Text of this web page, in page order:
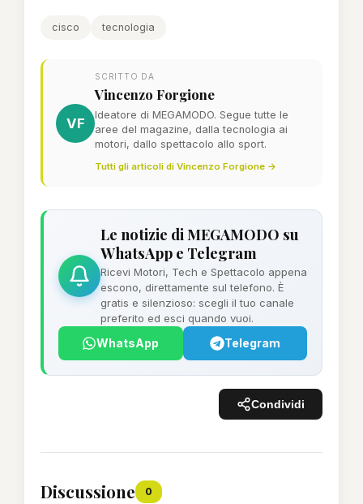
cisco tecnologia
VF
SCRITTO DA
Vincenzo Forgione
Ideatore di MEGAMODO. Segue tutte le
aree del magazine, dalla tecnologia ai
motori, dallo spettacolo allo sport.
Tutti gli articoli di Vincenzo Forgione →
Le notizie di MEGAMODO su
WhatsApp e Telegram
Ricevi Motori, Tech e Spettacolo appena
escono, direttamente sul telefono. È
gratis e silenzioso: scegli il tuo canale
preferito ed esci quando vuoi.
WhatsApp Telegram
Condividi
Discussione 0